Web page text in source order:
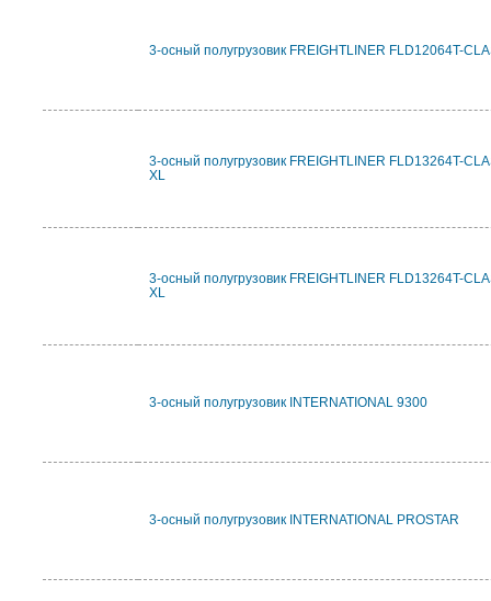
3-осный полугрузовик FREIGHTLINER FLD12064T-
3-осный полугрузовик FREIGHTLINER FLD13264T-
XL
3-осный полугрузовик FREIGHTLINER FLD13264T-
XL
3-осный полугрузовик INTERNATIONAL 9300
3-осный полугрузовик INTERNATIONAL PROSTAR